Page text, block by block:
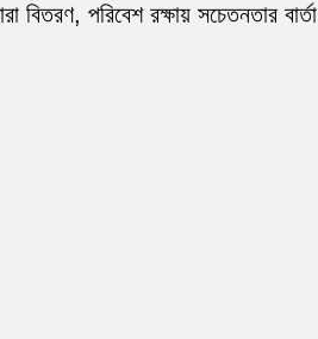
বিতরণ, পরিবেশ রক্ষায় সচেতনতার বার্তা